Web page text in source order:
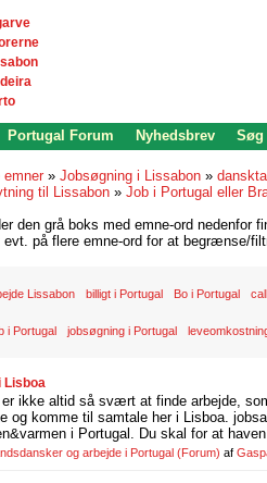
Portugal Forum Nyhedsbrev Søg
emner » Jobsøgning i Lissabon »
til Lissabon » Job i Portugal eller
den grå boks med emne-ord nedenfor
evt. på flere emne-ord for at begrænse/
Lissabon billigt i Portugal Bo i Portugal
i Portugal jobsøgning i Portugal
Lisboa
er ikke altid så svært at finde arbejde,
og komme til samtale her i Lisboa.
i Portugal. Du skal for at
og arbejde i Portugal (Forum) af